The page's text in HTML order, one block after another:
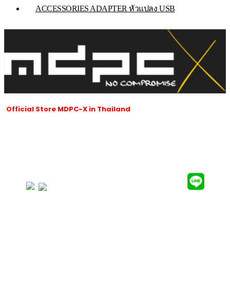
ACCESSORIES ADAPTER หัวแปลง USB
Official Store MDPC-X in Thailand